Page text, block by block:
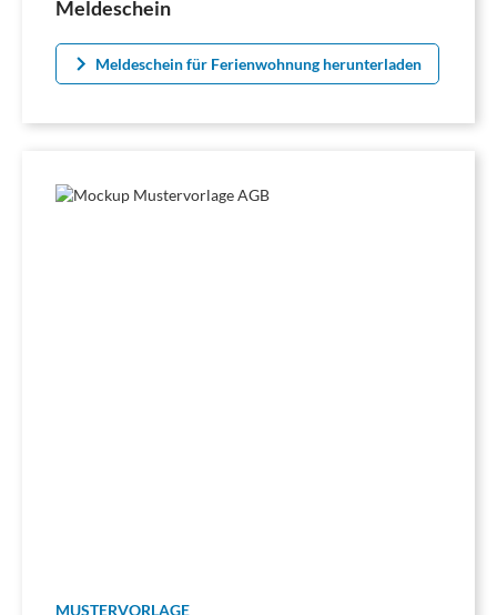
Meldeschein
Meldeschein für Ferienwohnung herunterladen
MUSTERVORLAGE